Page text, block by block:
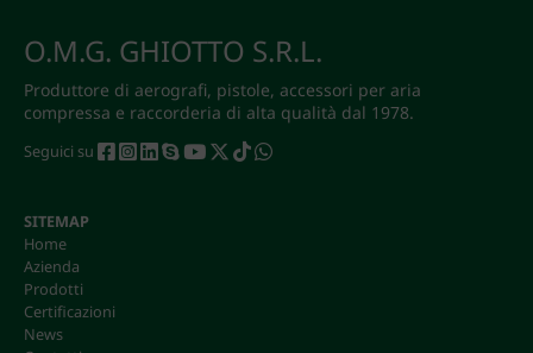
O.M.G. GHIOTTO S.R.L.
Produttore di aerografi, pistole, accessori per aria
compressa e raccorderia di alta qualità dal 1978.
Seguici su
SITEMAP
Home
Azienda
Prodotti
Certificazioni
News